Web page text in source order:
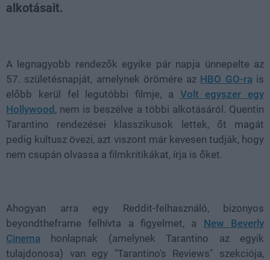
alkotásait.
A legnagyobb rendezők egyike pár napja ünnepelte az
57. születésnapját, amelynek örömére az HBO GO-ra is
előbb kerül fel legutóbbi filmje, a Volt egyszer egy
Hollywood , nem is beszélve a többi alkotásáról. Quentin
Tarantino rendezései klasszikusok lettek, őt magát
pedig kultusz övezi, azt viszont már kevesen tudják, hogy
nem csupán olvassa a filmkritikákat, írja is őket.
Ahogyan arra egy Reddit-felhasználó, bizonyos
beyondtheframe felhívta a figyelmet, a New Beverly
Cinema honlapnak (amelynek Tarantino az egyik
tulajdonosa) van egy "Tarantino's Reviews" szekciója,